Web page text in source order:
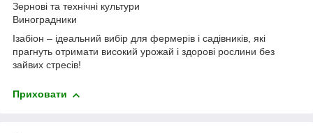
Зернові та технічні культури
Виноградники
Ізабіон – ідеальний вибір для фермерів і садівників, які
прагнуть отримати високий урожай і здорові рослини без
зайвих стресів!
Приховати